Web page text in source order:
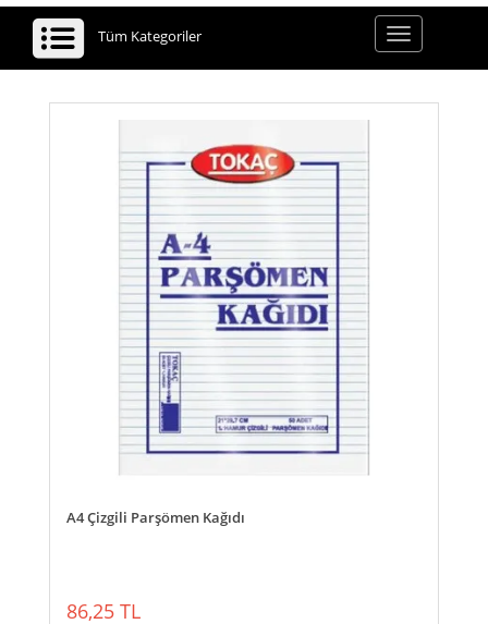
Tüm Kategoriler
A4 Çizgili Parşömen Kağıdı
86,25 TL